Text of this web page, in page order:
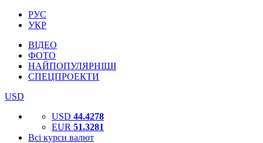
РУС
УКР
ВІДЕО
ФОТО
НАЙПОПУЛЯРНІШІ
СПЕЦПРОЕКТИ
USD
USD 44.4278
EUR 51.3281
Всі курси валют